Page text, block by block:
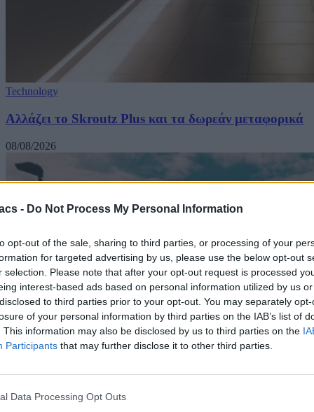
- Do Not Process My Personal Information
opt-out of the sale, sharing to third parties, or processing of your
for targeted advertising by us, please use the below opt-out
selection. Please note that after your opt-out request is processed
interest-based ads based on personal information utilized by us
to third parties prior to your opt-out. You may separately
of your personal information by third parties on the IAB’s list of
This information may also be disclosed by us to third parties on the
Participants that may further disclose it to other third parties.
Data Processing Opt Outs
Technology
Αλλάζει το Skroutz Plus και τα δωρεάν μεταφορικά
08/08/2026